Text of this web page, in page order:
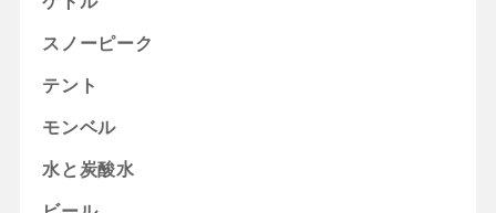
スノーピーク
テント
モンベル
水と炭酸水